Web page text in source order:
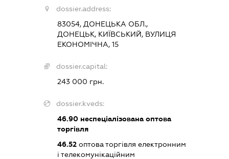
dossier.address:
83054, ДОНЕЦЬКА ОБЛ.,
ДОНЕЦЬК, КИЇВСЬКИЙ, ВУЛИЦЯ
ЕКОНОМІЧНА, 15
dossier.capital:
243 000 грн.
dossier.kveds:
46.90неспеціалізована оптова
торгівля
46.52оптова торгівля електронним
і телекомунікаційним